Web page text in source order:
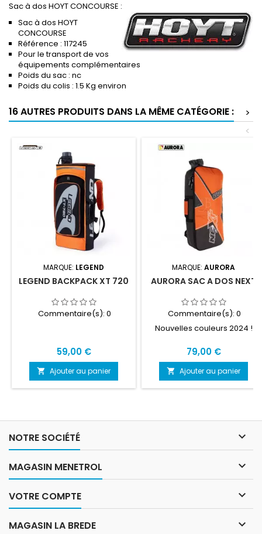
Sac à dos HOYT CONCOURSE :
Sac à dos HOYT
CONCOURSE
Référence : 117245
Pour le transport de vos
équipements complémentaires
Poids du sac : nc
Poids du colis : 1.5 Kg environ
16 AUTRES PRODUITS DANS LA MÊME CATÉGORIE :
>
<
MARQUE: LEGEND
LEGEND BACKPACK XT 720
Commentaire(s): 0
Prix
59,00 €
 Ajouter au panier
MARQUE: AURORA
AURORA SAC A DOS NEXT
Commentaire(s): 0
Nouvelles couleurs 2024 !
Prix
79,00 €
 Ajouter au panier
NOTRE SOCIÉTÉ 
MAGASIN MENETROL 
VOTRE COMPTE 
MAGASIN LA BREDE 